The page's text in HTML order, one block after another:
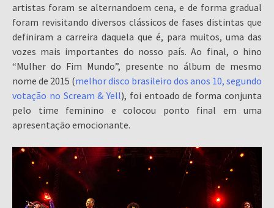
artistas foram se alternandoem cena, e de forma gradual
foram revisitando diversos clássicos de fases distintas que
definiram a carreira daquela que é, para muitos, uma das
vozes mais importantes do nosso país. Ao final, o hino
“Mulher do Fim Mundo”, presente no álbum de mesmo
nome de 2015 (melhor disco brasileiro dos anos 10, segundo
votação no Scream & Yell), foi entoado de forma conjunta
pelo time feminino e colocou ponto final em uma
apresentação emocionante.